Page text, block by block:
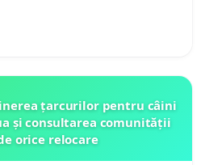
țarcurilor pentru câini
și consultarea comunității
orice relocare